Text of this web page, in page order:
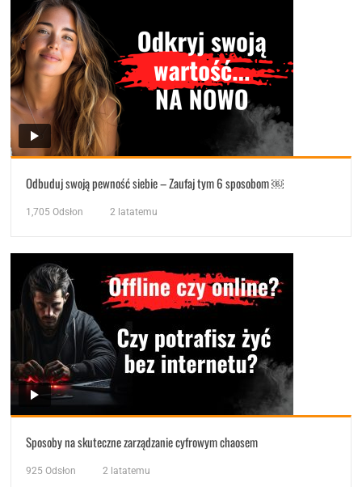
Odbuduj swoją pewność siebie – Zaufaj tym 6 sposobom ￼
1,705 Odsłon 2 latatemu
Sposoby na skuteczne zarządzanie cyfrowym chaosem
925 Odsłon 2 latatemu